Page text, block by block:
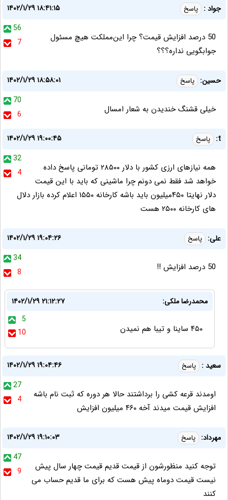
جواد : پاسخ
۱۴۰۲/۱/۲۹ ۱۸:۴۱:۱۵
56
7
50 درصد افزایش قیمت؟ چرا این‌مملکت هیچ مسئول
جوابگویی نداره؟؟؟
حسین: پاسخ
۱۴۰۲/۱/۲۹ ۱۸:۵۸:۰۱
70
6
خیلی قشنگ خندیدن به شعار امسال
t: پاسخ
۱۴۰۲/۱/۲۹ ۱۹:۰۰:۴۵
32
4
همه نیازهای ارزی کشور با دلار ۲۸۵۰۰ تومانی پاسخ داده
خواهد شد فقط نمی دونم چرا ماشینی که باید با این قیمت
دلار نهایتا ۴۵۰میلیون باید باشه کارخانه ۱۵۵۰ اعلام کرده بازار دلال
های کارخانه ۲۵۰۰ هست
علی: پاسخ
۱۴۰۲/۱/۲۹ ۱۹:۰۴:۲۶
34
8
50 درصد افزایش !!
محمدرضا ملکی:
۱۴۰۲/۱/۲۹ ۲۱:۱۲:۲۷
5
10
۴۵۰ ساینا و تیبا هم نمیدن
سعید : پاسخ
۱۴۰۲/۱/۲۹ ۱۹:۰۴:۴۶
27
4
اومدند قرعه کشی را برداشتند حالا هر دوره که ثبت نام باشه
افزایش قیمت میدند آخه ۴۶۰ میلیون افزایش
مهرداد: پاسخ
۱۴۰۲/۱/۲۹ ۱۹:۱۰:۰۳
47
9
توجه کنید منظورشون از قیمت قدیم قیمت چهار سال پیش
نیست قیمت دوماه پیش هست که برای ما قدیم حساب می
کنند